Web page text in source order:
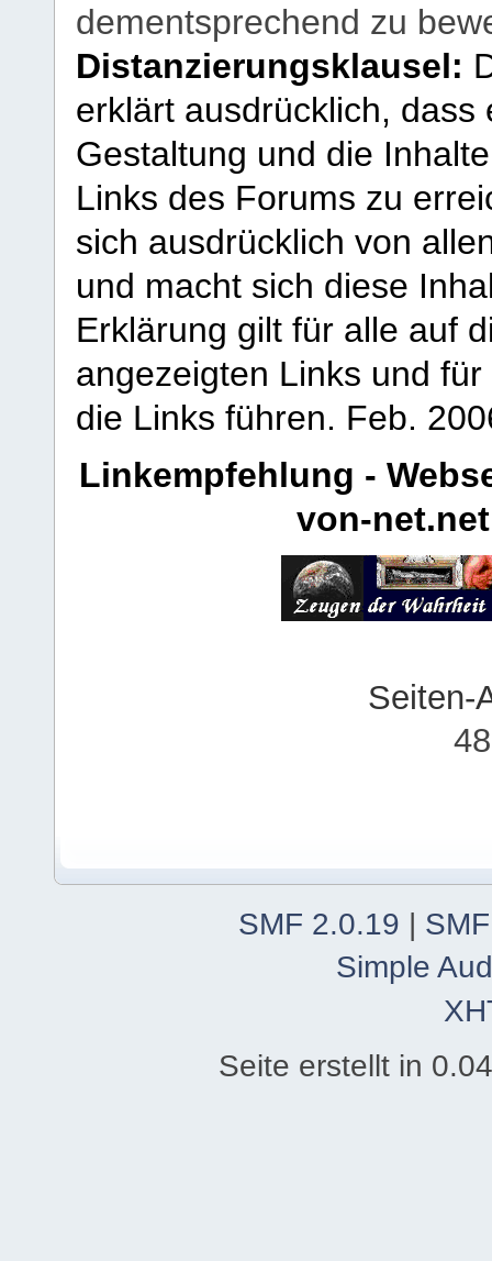
dementsprechend zu
Distanzierungsklausel:
erklärt ausdrücklich,
Gestaltung und die
Links des Forums zu
sich ausdrücklich von
und macht sich diese
Erklärung gilt für alle auf
angezeigten Links und
die Links führen. Feb.
Linkempfehlung -
von-net.net
Seiten-
SMF 2.0.19 |
Simple
Seite erstellt in